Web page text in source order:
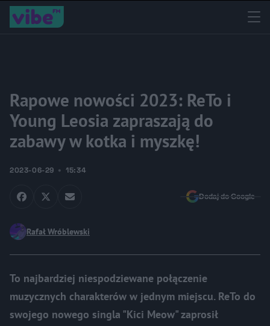
Rapowe nowości 2023: ReTo i
Young Leosia zapraszają do
zabawy w kotka i myszkę!
2023-06-29 15:34
Dodaj do Google
Rafał Wróblewski
To najbardziej niespodziewane połączenie
muzycznych charakterów w jednym miejscu. ReTo do
swojego nowego singla "Kici Meow" zaprosił